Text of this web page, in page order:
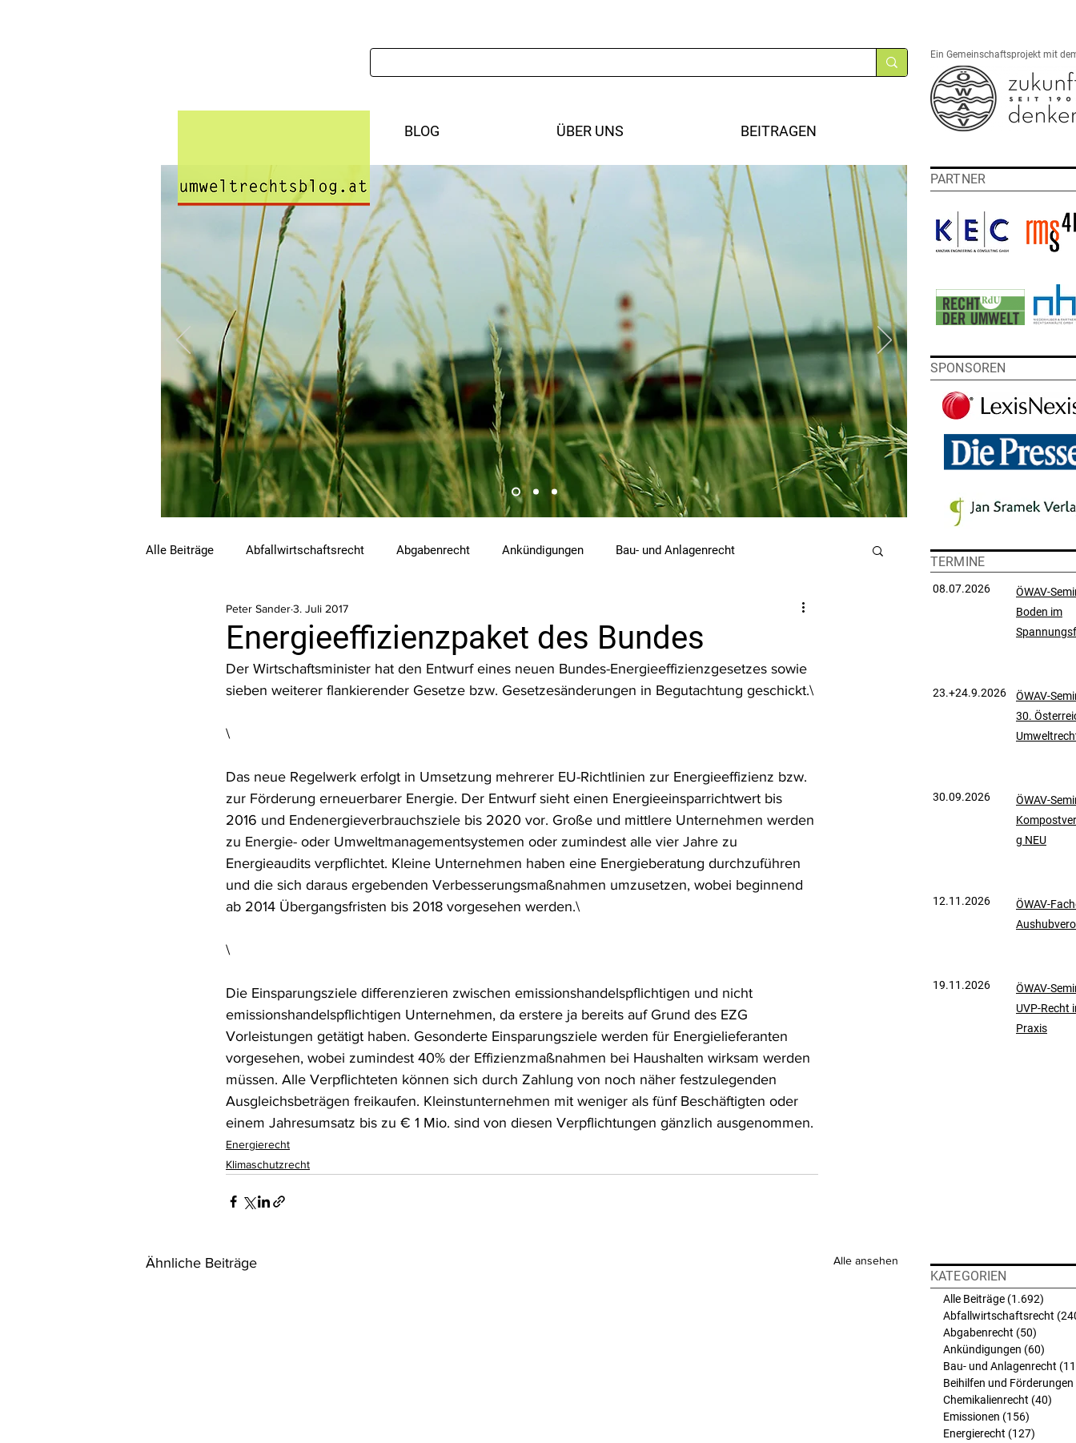
BLOG ÜBER UNS BEITRAGEN
Ein Gemeinschaftsprojekt mit
Alle Beiträge Abfallwirtschaftsrecht Abgabenrecht Ankündigungen Bau- und Anlagenrecht
Beihilfen und Förderungen
Luftreinhalterecht Naturschutzrecht Raumordnungs- und Planungsrecht RdU Rechtsprechungssammlung
Rohstoffrecht
Verfahrensrecht Vergaberecht Verkehr- und Transportrecht Verpackungsrecht Völkerrecht
Wasserrecht RDU Umwelt-Ausgabe Erdgas Schutzgebiet Forstrecht
Energieeffizienzpaket des Bundes
Peter Sander3. Juli 2017
Der Wirtschaftsminister hat den Entwurf eines neuen Bundes-Energieeffizienzgesetzes sowie
sieben weiterer flankierender Gesetze bzw. Gesetzesänderungen in Begutachtung geschickt.\
\
Das neue Regelwerk erfolgt in Umsetzung mehrerer EU-Richtlinien zur Energieeffizienz bzw.
zur Förderung erneuerbarer Energie. Der Entwurf sieht einen Energieeinsparrichtwert bis
2016 und Endenergieverbrauchsziele bis 2020 vor. Große und mittlere Unternehmen werden
zu Energie- oder Umweltmanagementsystemen oder zumindest alle vier Jahre zu
Energieaudits verpflichtet. Kleine Unternehmen haben eine Energieberatung durchzuführen
und die sich daraus ergebenden Verbesserungsmaßnahmen umzusetzen, wobei beginnend
ab 2014 Übergangsfristen bis 2018 vorgesehen werden.\
\
Die Einsparungsziele differenzieren zwischen emissionshandelspflichtigen und nicht
emissionshandelspflichtigen Unternehmen, da erstere ja bereits auf Grund des EZG
Vorleistungen getätigt haben. Gesonderte Einsparungsziele werden für Energielieferanten
vorgesehen, wobei zumindest 40% der Effizienzmaßnahmen bei Haushalten wirksam werden
müssen. Alle Verpflichteten können sich durch Zahlung von noch näher festzulegenden
Ausgleichsbeträgen freikaufen. Kleinstunternehmen mit weniger als fünf Beschäftigten oder
einem Jahresumsatz bis zu € 1 Mio. sind von diesen Verpflichtungen gänzlich ausgenommen.
Energierecht
Klimaschutzrecht
Ähnliche Beiträge Alle ansehen
Alle Beiträge (1.692)
Abfallwirtschaftsrecht
Abgabenrecht (50)
Ankündigungen (60)
Bau- und Anlagenrecht
Beihilfen und Förderungen
Chemikalienrecht (40)
Emissionen (156)
Energierecht (127)
08.07.2026
ÖWAV-
Boden im
23.+24.9.2026
ÖWAV-
30.
30.09.2026
ÖWAV-
g NEU
12.11.2026
ÖWAV-
19.11.2026
ÖWAV-
UVP-Recht
Praxis
PARTNER
TERMINE
SPONSOREN
KATEGORIEN